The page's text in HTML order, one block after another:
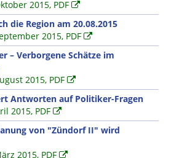
2015, PDF
die Region am 20.08.2015
2015, PDF
– Verborgene Schätze im
2015, PDF
Antworten auf Politiker-Fragen
2015, PDF
von "Zündorf II" wird
2015, PDF